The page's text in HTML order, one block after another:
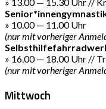
» 10.00 — 11.00 Uhr
(nur mit vorheriger
» 16.00 — 18.00 Uhr //
(nur mit vorheriger
Mittwoch